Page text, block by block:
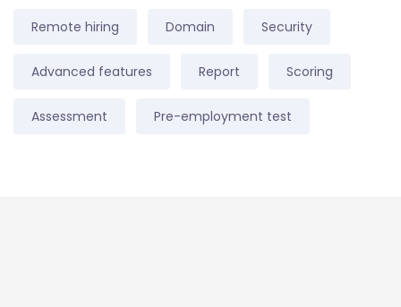
Remote hiring Domain Security
Advanced features Report Scoring
Assessment Pre-employment test